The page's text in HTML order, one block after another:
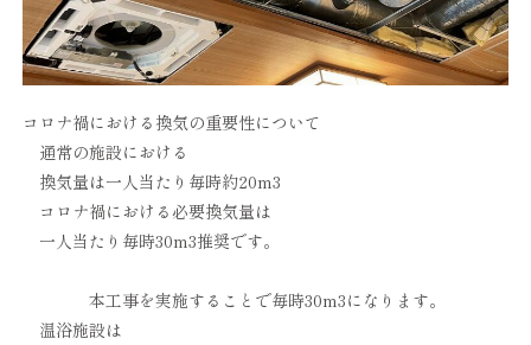
コロナ禍における換気の重要性について
通常の施設における
換気量は一人当たり毎時約20m3
コロナ禍における必要換気量は
一人当たり毎時30m3推奨です。
本工事を実施することで毎時30m3になります。
温浴施設は